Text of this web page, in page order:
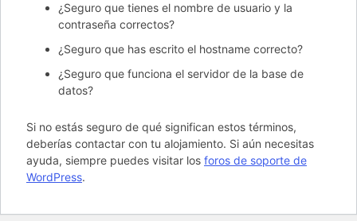
¿Seguro que tienes el nombre de usuario y la
contraseña correctos?
¿Seguro que has escrito el hostname correcto?
¿Seguro que funciona el servidor de la base de
datos?
Si no estás seguro de qué significan estos términos,
deberías contactar con tu alojamiento. Si aún necesitas
ayuda, siempre puedes visitar los foros de soporte de
WordPress.